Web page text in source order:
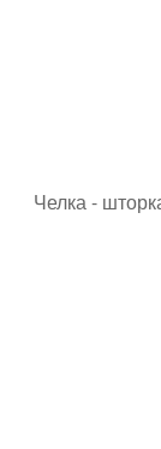
Челка -